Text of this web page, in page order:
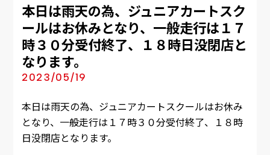
本日は雨天の為、ジュニアカートスク
ールはお休みとなり、一般走行は１７
時３０分受付終了、１８時日没閉店と
なります。
2023/05/19
本日は雨天の為、ジュニアカートスクールはお休み
となり、一般走行は１７時３０分受付終了、１８時
日没閉店となります。